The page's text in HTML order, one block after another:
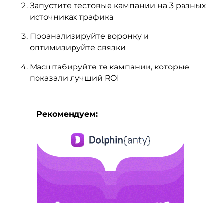
Запустите тестовые кампании на 3 разных
источниках трафика
Проанализируйте воронку и
оптимизируйте связки
Масштабируйте те кампании, которые
показали лучший ROI
Рекомендуем: